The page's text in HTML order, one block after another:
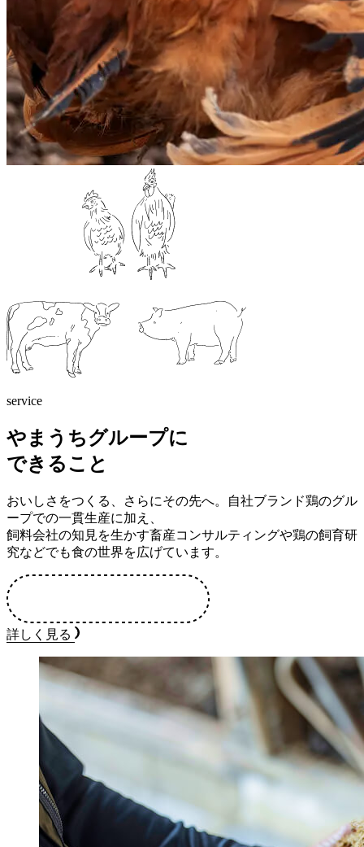
service
やまうちグループに
できること
おいしさをつくる、さらにその先へ。自社ブランド鶏のグル
ープでの一貫生産に加え、
飼料会社の知見を生かす畜産コンサルティングや鶏の飼育研
究などでも食の世界を広げています。
詳しく見る